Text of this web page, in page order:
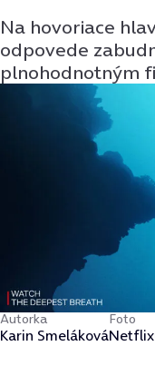
Na hovoriace
odpovede
plnohodnotným
Autorka
Karin Smeláková
Foto
Netflix